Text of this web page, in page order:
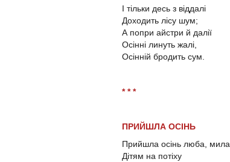
І тільки десь з віддалі
Доходить лісу шум;
А попри айстри й далії
Осінні линуть жалі,
Осінній бродить сум.
* * *
ПРИЙШЛА ОСІНЬ
Прийшла осінь люба, мила,
Дітям на потіху